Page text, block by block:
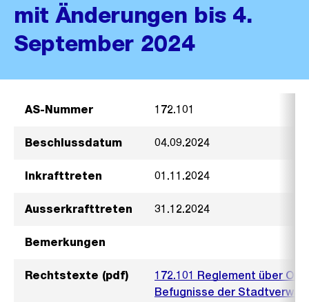
mit Änderungen bis 4.
September 2024
AS-Nummer 172.101
Beschlussdatum 04.09.2024
Inkrafttreten 01.11.2024
Ausserkrafttreten 31.12.2024
Bemerkungen
Rechtstexte (pdf)
172.101 Reglement über
Befugnisse der